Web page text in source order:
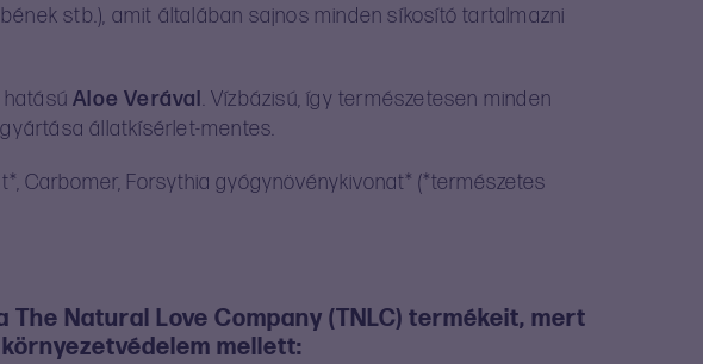
stb.), amit általában sajnos minden síkosító tartalmazni
hatásúAloe Verával . Vízbázisú, így természetesen minden
állatkísérlet-mentes.
Carbomer, Forsythia gyógynövénykivonat* (*természetes
Natural Love Company (TNLC) termékeit, mert
mellett: